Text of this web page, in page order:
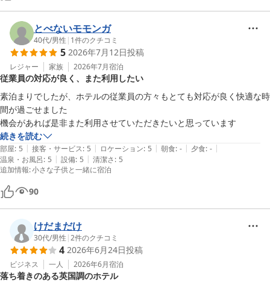
とべないモモンガ
40代/男性 | 1件のクチコミ
5 2026年7月12日投稿
レジャー 家族 2026年7月宿泊
従業員の対応が良く、また利用したい
素泊まりでしたが、ホテルの従業員の方々もとても対応が良く快適な時
間が過ごせました
機会があれば是非また利用させていただきたいと思っています
続きを読む
部屋: 5 | 接客・サービス: 5 | ロケーション: 5 | 朝食: - | 夕食: - |
温泉・お風呂: 5 | 設備: 5 | 清潔さ: 5
追加情報:小さな子供と一緒に宿泊
90
けだまだけ
30代/男性 |2件のクチコミ
4 2026年6月24日投稿
ビジネス 一人 2026年6月宿泊
落ち着きのある英国調のホテル